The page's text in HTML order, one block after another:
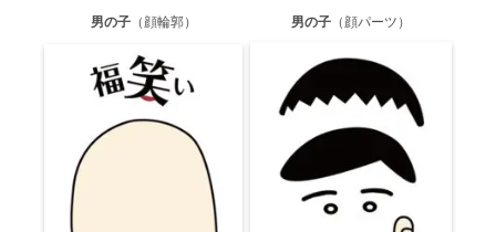
男の子（顔輪郭） 男の子 （顔パーツ）